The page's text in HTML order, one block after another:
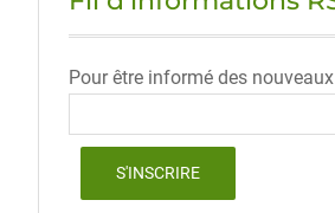
Pour être informé des